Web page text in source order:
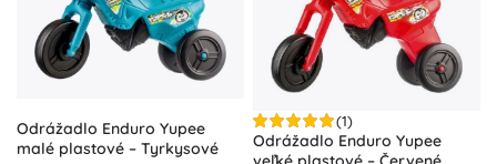
Odrážadlo Enduro Yupee
malé plastové – Tyrkysové
(1)
Odrážadlo Enduro Yupee